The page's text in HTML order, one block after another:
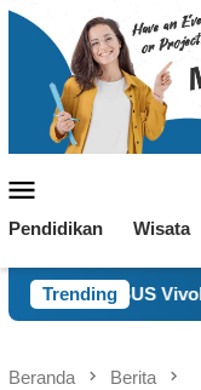
Loncat
Mobile
Pendidikan Wisata
Trending
Vivobook S14
Beranda Berita